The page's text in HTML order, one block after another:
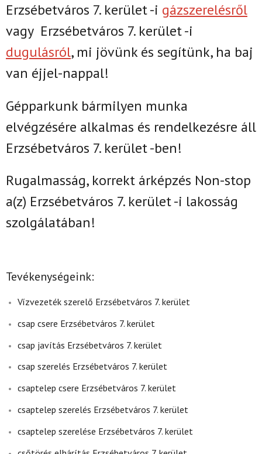
Erzsébetváros 7. kerület -i gázszerelésről
vagy Erzsébetváros 7. kerület -i
dugulásról, mi jövünk és segítünk, ha baj
van éjjel-nappal!
Gépparkunk bármilyen munka
elvégzésére alkalmas és rendelkezésre áll
Erzsébetváros 7. kerület -ben!
Rugalmasság, korrekt árképzés Non-stop
a(z) Erzsébetváros 7. kerület -i lakosság
szolgálatában!
Tevékenységeink:
Vízvezeték szerelő Erzsébetváros 7. kerület
csap csere Erzsébetváros 7. kerület
csap javítás Erzsébetváros 7. kerület
csap szerelés Erzsébetváros 7. kerület
csaptelep csere Erzsébetváros 7. kerület
csaptelep szerelés Erzsébetváros 7. kerület
csaptelep szerelése Erzsébetváros 7. kerület